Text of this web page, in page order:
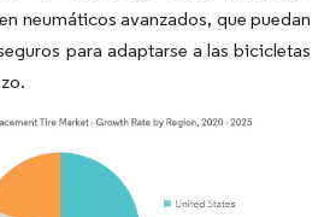
neumáticos avanzados, que puedan
para adaptarse a las bicicletas